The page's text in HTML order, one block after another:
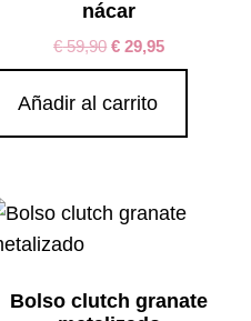
nácar
€59,90 € 29,95
Añadir al carrito
Bolso clutch granate